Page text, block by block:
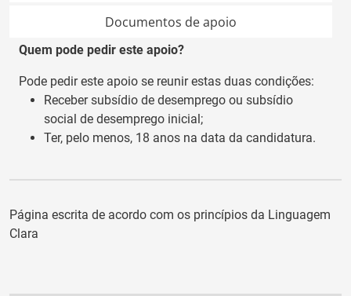
Documentos de apoio
Quem pode pedir este apoio?
Pode pedir este apoio se reunir estas duas condições:
Receber subsídio de desemprego ou subsídio
social de desemprego inicial;
Ter, pelo menos, 18 anos na data da candidatura.
Página escrita de acordo com os princípios da Linguagem
Clara